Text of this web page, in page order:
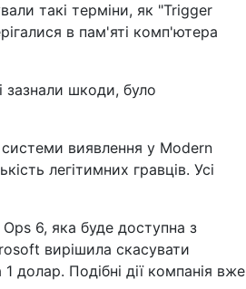
такі терміни, як "Trigger
в пам'яті комп'ютера
зазнали шкоди, було
виявлення у Modern
легітимних гравців. Усі
6, яка буде доступна з
вирішила скасувати
долар. Подібні дії компанія вже